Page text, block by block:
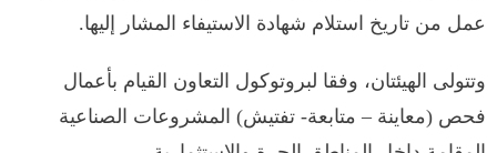
عمل من تاريخ استلام شهادة الاستيفاء المشار إليها.
وتتولى الهيئتان، وفقا لبروتوكول التعاون القيام بأعمال
فحص (معاينة – متابعة- تفتيش) المشروعات الصناعية